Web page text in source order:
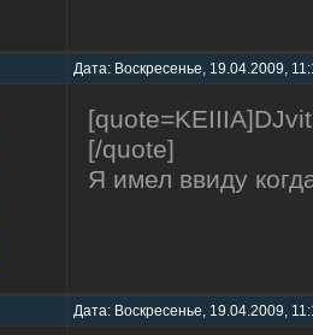
Дата: Воскресенье, 19.04.2009,
[/quote]
Я имел ввиду
Дата: Воскресенье, 19.04.2009,